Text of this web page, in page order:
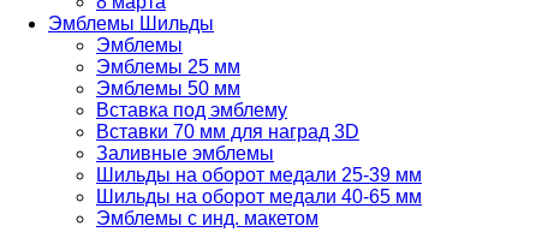
Эмблемы Шильды
Эмблемы
Эмблемы 25 мм
Эмблемы 50 мм
Вставка под эмблему
Вставки 70 мм для наград 3D
Заливные эмблемы
Шильды на оборот медали 25-39 мм
Шильды на оборот медали 40-65 мм
Эмблемы с инд. макетом